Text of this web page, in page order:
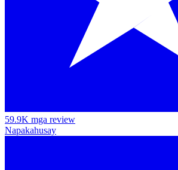
59.9K mga review
Napakahusay